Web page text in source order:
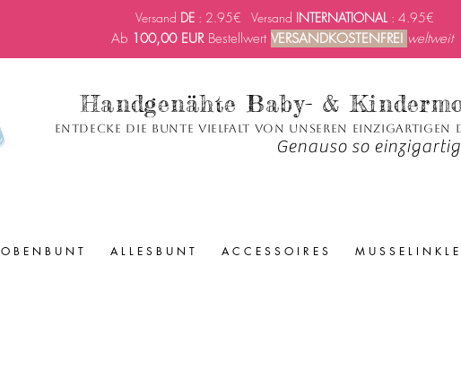
Versand DE : 2.95€ Versand INTERNATIONAL : 4.95€
Ab 100,00 EURBestellwert VERSANDKOSTENFREI weltweit
Handgenähte Baby- &
Entdecke die bunte Vielfalt von unseren einzigartigen
Genauso so
O B E N B U N T A L L E S B U N T A C C E S S O I R E S M U S S E L I N K L